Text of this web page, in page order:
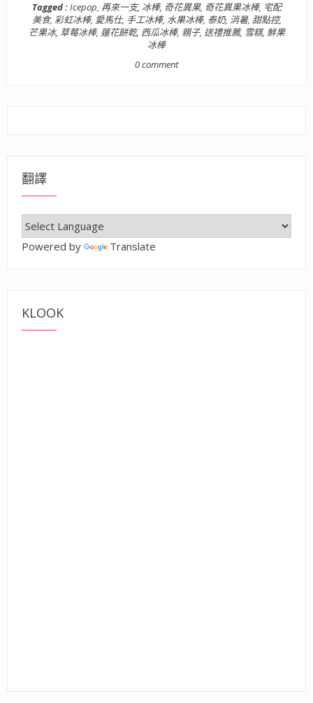
Tagged :Icepop, 再來一支, 冰棒, 奇花異果, 奇花異果冰棒, 宅配
美食, 彩虹冰棒, 愛馬仕, 手工冰棒, 水果冰棒, 泰奶, 消暑, 甜點控,
芒果冰, 草莓冰棒, 蓮花餅乾, 西瓜冰棒, 親子, 送禮推薦, 雪糕, 鮮果
冰棒
0 comment
翻譯
Powered by Translate
KLOOK